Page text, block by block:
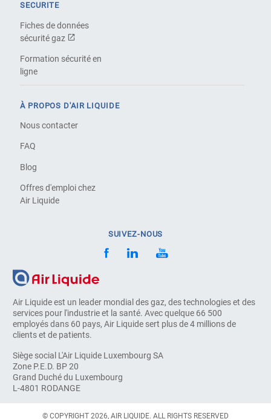
Air Liquide est un leader mondial des gaz, des technologies et des
services pour l'industrie et la santé. Avec quelque 66 500
employés dans 60 pays, Air Liquide sert plus de 4 millions de
clients et de patients.
Siège social L'Air Liquide Luxembourg SA
Zone P.E.D. BP 20
Grand Duché du Luxembourg
L-4801 RODANGE
SECURITE
Fiches de données
sécurité gaz
Formation sécurité en
ligne
À PROPOS D'AIR LIQUIDE
Nous contacter
FAQ
Blog
Offres d'emploi chez
Air Liquide
SUIVEZ-NOUS
© COPYRIGHT 2026, AIR LIQUIDE. ALL RIGHTS RESERVED